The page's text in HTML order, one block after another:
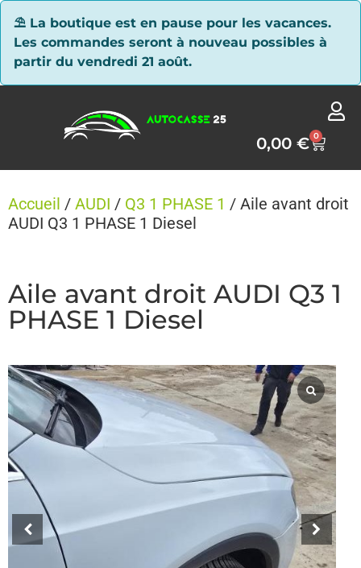
⛱ La boutique est en pause pour les vacances.
Les commandes seront à nouveau possibles à
partir du vendredi 21 août.
0,00€ 0
Accueil / AUDI / Q3 1 PHASE 1 / Aile avant droit
AUDI Q3 1 PHASE 1 Diesel
Aile avant droit AUDI Q3 1
PHASE 1 Diesel
Panneau de gestion des cookies